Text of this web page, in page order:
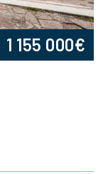
1 155 000€